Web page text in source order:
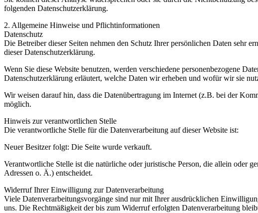
folgenden Datenschutzerklärung.
2. Allgemeine Hinweise und Pflichtinformationen
Datenschutz
Die Betreiber dieser Seiten nehmen den Schutz Ihrer persönlichen Daten sehr
dieser Datenschutzerklärung.
Wenn Sie diese Website benutzen, werden verschiedene personenbezogene
Datenschutzerklärung erläutert, welche Daten wir erheben und wofür wir sie
Wir weisen darauf hin, dass die Datenübertragung im Internet (z.B. bei der
möglich.
Hinweis zur verantwortlichen Stelle
Die verantwortliche Stelle für die Datenverarbeitung auf dieser Website ist:
Neuer Besitzer folgt: Die Seite wurde verkauft.
Verantwortliche Stelle ist die natürliche oder juristische Person, die allein oder
Adressen o. Ä.) entscheidet.
Widerruf Ihrer Einwilligung zur Datenverarbeitung
Viele Datenverarbeitungsvorgänge sind nur mit Ihrer ausdrücklichen
uns. Die Rechtmäßigkeit der bis zum Widerruf erfolgten Datenverarbeitung